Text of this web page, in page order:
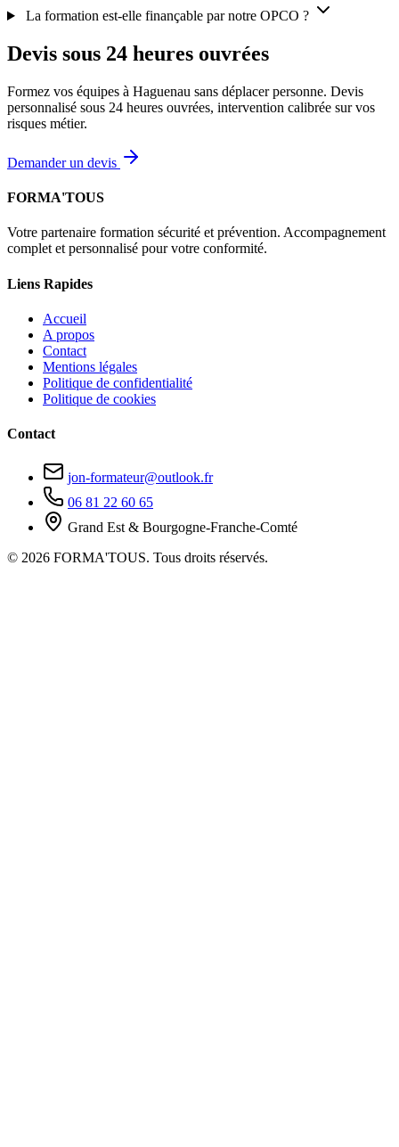
La formation est-elle finançable par notre OPCO ?
Devis sous 24 heures ouvrées
Formez vos équipes à Haguenau sans déplacer personne. Devis
personnalisé sous 24 heures ouvrées, intervention calibrée sur vos
risques métier.
Demander un devis
FORMA'TOUS
Votre partenaire formation sécurité et prévention. Accompagnement
complet et personnalisé pour votre conformité.
Liens Rapides
Accueil
A propos
Contact
Mentions légales
Politique de confidentialité
Politique de cookies
Contact
jon-formateur@outlook.fr
06 81 22 60 65
Grand Est & Bourgogne-Franche-Comté
© 2026 FORMA'TOUS. Tous droits réservés.